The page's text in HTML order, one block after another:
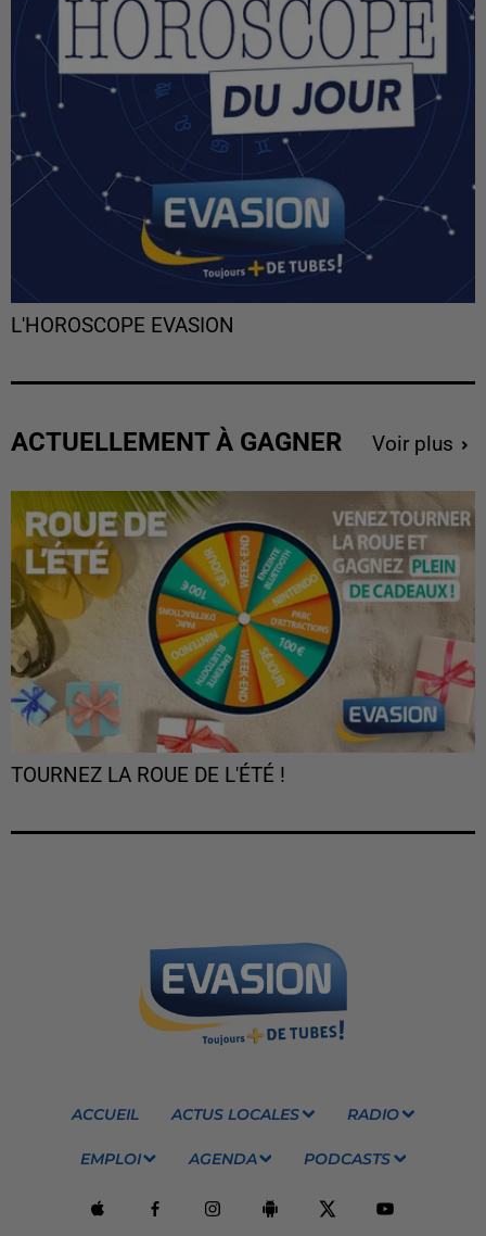
L'HOROSCOPE EVASION
ACTUELLEMENT À GAGNER Voir plus
TOURNEZ LA ROUE DE L'ÉTÉ !
ACCUEIL ACTUS LOCALES RADIO
EMPLOI AGENDA PODCASTS